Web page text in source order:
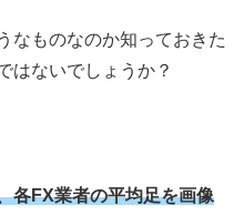
なものなのか知っておきた
はないでしょうか？
各FX業者の平均足を画像